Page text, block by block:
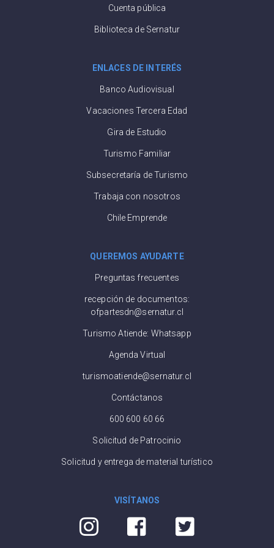
Cuenta pública
Biblioteca de Sernatur
ENLACES DE INTERÉS
Banco Audiovisual
Vacaciones Tercera Edad
Gira de Estudio
Turismo Familiar
Subsecretaría de Turismo
Trabaja con nosotros
Chile Emprende
QUEREMOS AYUDARTE
Preguntas frecuentes
recepción de documentos:
ofpartesdn@sernatur.cl
Turismo Atiende: Whatsapp
Agenda Virtual
turismoatiende@sernatur.cl
Contáctanos
600 600 60 66
Solicitud de Patrocinio
Solicitud y entrega de material turístico
VISÍTANOS